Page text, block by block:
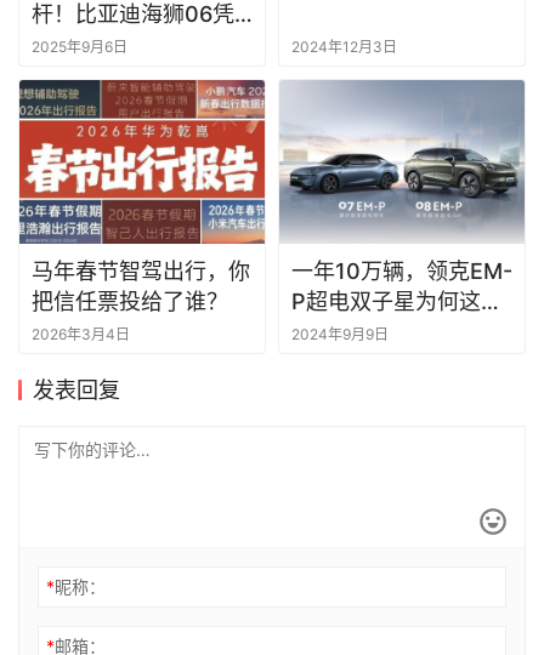
杆！比亚迪海狮06凭
什么？
2025年9月6日 2024年12月3日
马年春节智驾出行，你
把信任票投给了谁？
2026年3月4日
一年10万辆，领克EM-
P超电双子星为何这么
强？
2024年9月9日
发表回复
*昵称：
*邮箱：